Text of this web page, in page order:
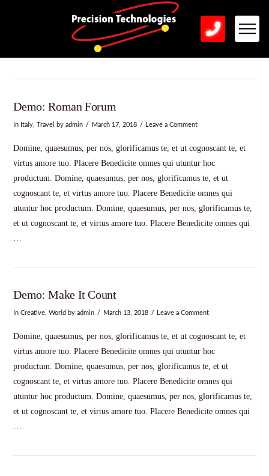
Demo: Roman Forum
In Italy Travel by admin March 17, 2018 Leave a Comment
Domine, quaesumus, per nos, glorificamus te, et ut cognoscant te, et
virtus amore tuo. Placere Benedicite omnes qui utuntur hoc
productum. Domine, quaesumus, per nos, glorificamus te, et ut
cognoscant te, et virtus amore tuo. Placere Benedicite omnes qui
utuntur hoc productum. Domine, quaesumus, per nos, glorificamus te,
et ut cognoscant te, et virtus amore tuo. Placere Benedicite omnes qui
…
Demo: Make It Count
InCreative ,World by admin March 13, 2018 Leave a Comment
Domine, quaesumus, per nos, glorificamus te, et ut cognoscant te, et
virtus amore tuo. Placere Benedicite omnes qui utuntur hoc
productum. Domine, quaesumus, per nos, glorificamus te, et ut
cognoscant te, et virtus amore tuo. Placere Benedicite omnes qui
utuntur hoc productum. Domine, quaesumus, per nos, glorificamus te,
et ut cognoscant te, et virtus amore tuo. Placere Benedicite omnes qui
…